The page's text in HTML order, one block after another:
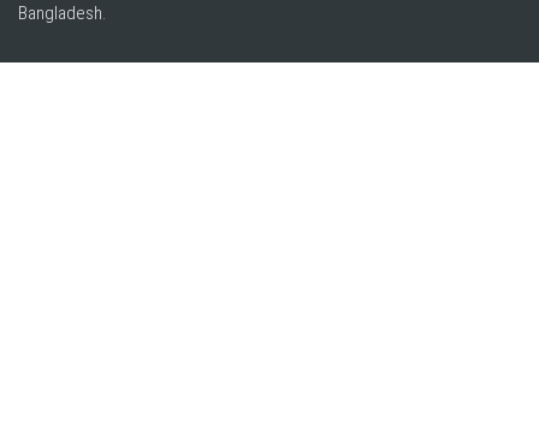
Bangladesh.